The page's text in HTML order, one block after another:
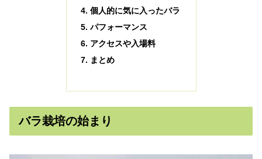
個人的に気に入ったバラ
パフォーマンス
アクセスや入場料
まとめ
バラ栽培の始まり